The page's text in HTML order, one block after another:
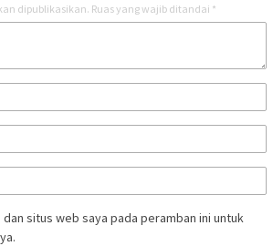
dipublikasikan. Ruas yang wajib ditandai *
dan situs web saya pada peramban ini untuk